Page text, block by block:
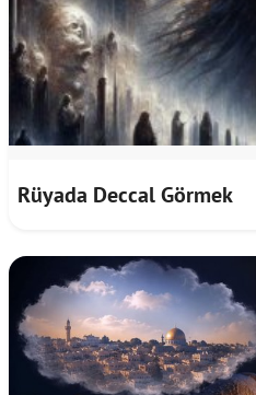
Rüyada Deccal Görmek